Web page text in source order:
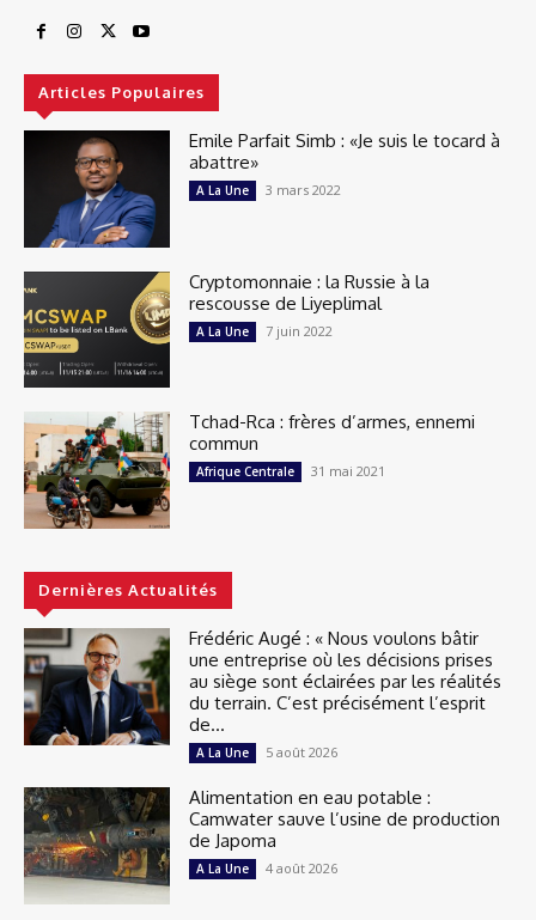
Articles Populaires
Emile Parfait Simb : «Je suis le tocard à
abattre»
A La Une 3 mars 2022
Cryptomonnaie : la Russie à la
rescousse de Liyeplimal
A La Une 7 juin 2022
Tchad-Rca : frères d’armes, ennemi
commun
Afrique Centrale 31 mai 2021
Dernières Actualités
Frédéric Augé : « Nous voulons bâtir
une entreprise où les décisions prises
au siège sont éclairées par les réalités
du terrain. C’est précisément l’esprit
de...
A La Une 5 août 2026
Alimentation en eau potable :
Camwater sauve l’usine de production
de Japoma
A La Une 4 août 2026